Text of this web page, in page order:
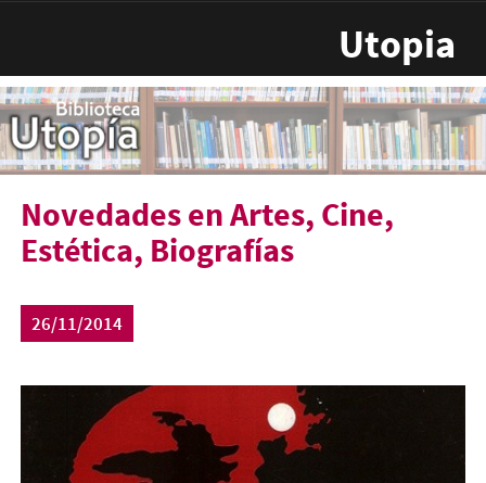
Utopia
Novedades en Artes, Cine,
Estética, Biografías
26/11/2014
cine_historia_revolucion.jpg